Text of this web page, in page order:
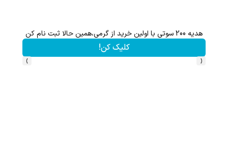
هدیه 200 سوتی با اولین خرید از گرمی،همین حالا ثبت نام کن
کلیک کن!
‹
›